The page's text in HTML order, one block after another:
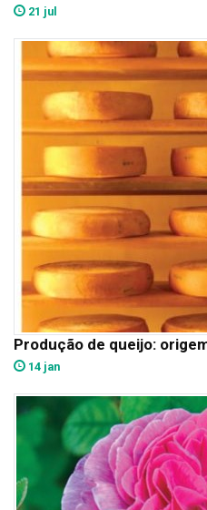
21 jul
Produção de queijo:
14 jan